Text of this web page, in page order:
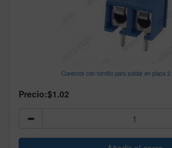
Conector con tornillo para soldar en placa
Precio:$1.02